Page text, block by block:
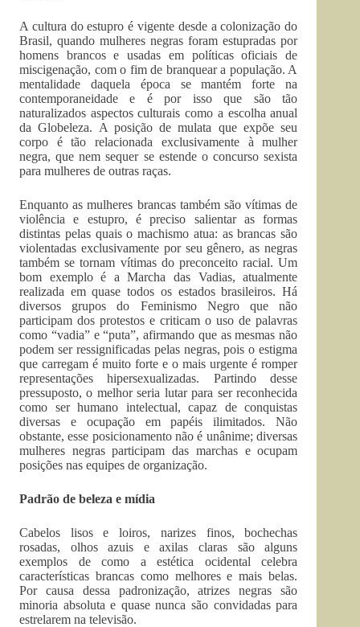
A cultura do estupro é vigente desde a colonização do
Brasil, quando mulheres negras foram estupradas por
homens brancos e usadas em políticas oficiais de
miscigenação, com o fim de branquear a população. A
mentalidade daquela época se mantém forte na
contemporaneidade e é por isso que são tão
naturalizados aspectos culturais como a escolha anual
da Globeleza. A posição de mulata que expõe seu
corpo é tão relacionada exclusivamente à mulher
negra, que nem sequer se estende o concurso sexista
para mulheres de outras raças.
Enquanto as mulheres brancas também são vítimas de
violência e estupro, é preciso salientar as formas
distintas pelas quais o machismo atua: as brancas são
violentadas exclusivamente por seu gênero, as negras
também se tornam vítimas do preconceito racial. Um
bom exemplo é a Marcha das Vadias, atualmente
realizada em quase todos os estados brasileiros. Há
diversos grupos do Feminismo Negro que não
participam dos protestos e criticam o uso de palavras
como “vadia” e “puta”, afirmando que as mesmas não
podem ser ressignificadas pelas negras, pois o estigma
que carregam é muito forte e o mais urgente é romper
representações hipersexualizadas. Partindo desse
pressuposto, o melhor seria lutar para ser reconhecida
como ser humano intelectual, capaz de conquistas
diversas e ocupação em papéis ilimitados. Não
obstante, esse posicionamento não é unânime; diversas
mulheres negras participam das marchas e ocupam
posições nas equipes de organização.
Padrão de beleza e mídia
Cabelos lisos e loiros, narizes finos, bochechas
rosadas, olhos azuis e axilas claras são alguns
exemplos de como a estética ocidental celebra
características brancas como melhores e mais belas.
Por causa dessa padronização, atrizes negras são
minoria absoluta e quase nunca são convidadas para
estrelarem na televisão.